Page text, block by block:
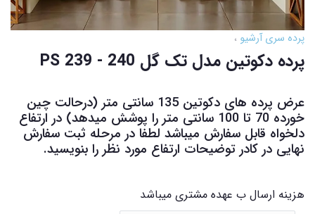
پرده سری آرشیو
پرده دکوتین مدل تک گل PS 239 - 240
عرض پرده های دکوتین 135 سانتی متر (درحالت چین
خورده 70 تا 100 سانتی متر را پوشش میدهد) در ارتفاع
دلخواه قابل سفارش میباشد لطفا در مرحله ثبت سفارش
نهایی در کادر توضیحات ارتفاع مورد نظر را بنویسید.
هزینه ارسال ب عهده مشتری میباشد